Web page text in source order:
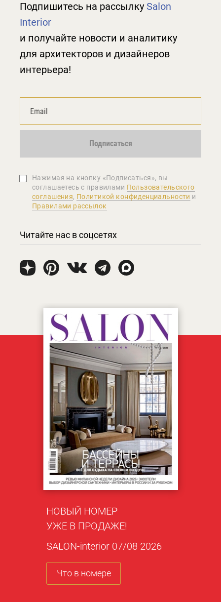
Подпишитесь на рассылку Salon
Interior
и получайте новости и аналитику
для архитекторов и дизайнеров
интерьера!
Подписаться
Нажимая на кнопку «Подписаться», вы
соглашаетеcь с правилами Пользовательского
соглашения, Политикой конфиденциальности и
Правилами рассылок
Читайте нас в соцсетях
НОВЫЙ НОМЕР
УЖЕ В ПРОДАЖЕ!
SALON-interior 07/08 2026
Что в номере